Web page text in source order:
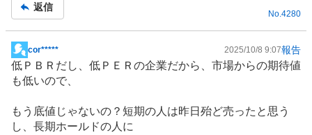
返信
No.4280
掲
示
板
事
cor***** 2025/10/8 9:07報告
低ＰＢＲだし、低ＰＥＲの企業だから、市場からの期待値
も低いので、
もう底値じゃないの？短期の人は昨日殆ど売ったと思う
し、長期ホールドの人に